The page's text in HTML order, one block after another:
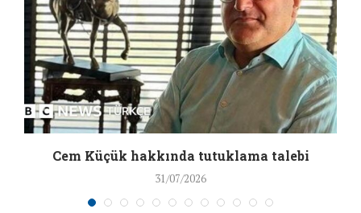
Cem Küçük hakkında tutuklama talebi
31/07/2026